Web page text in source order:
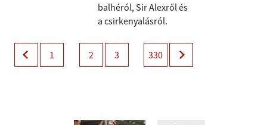
balhéról, Sir Alexről és
a csirkenyalásról.
1 2 3 330